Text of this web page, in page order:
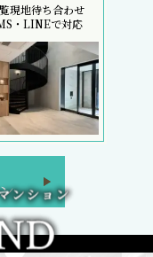
現地待ち合わせ
・LINEで対応